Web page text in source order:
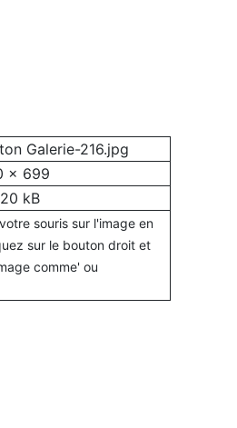
Galerie-216.jpg
x 699
kB
souris sur l'image en
sur le bouton droit et
comme' ou